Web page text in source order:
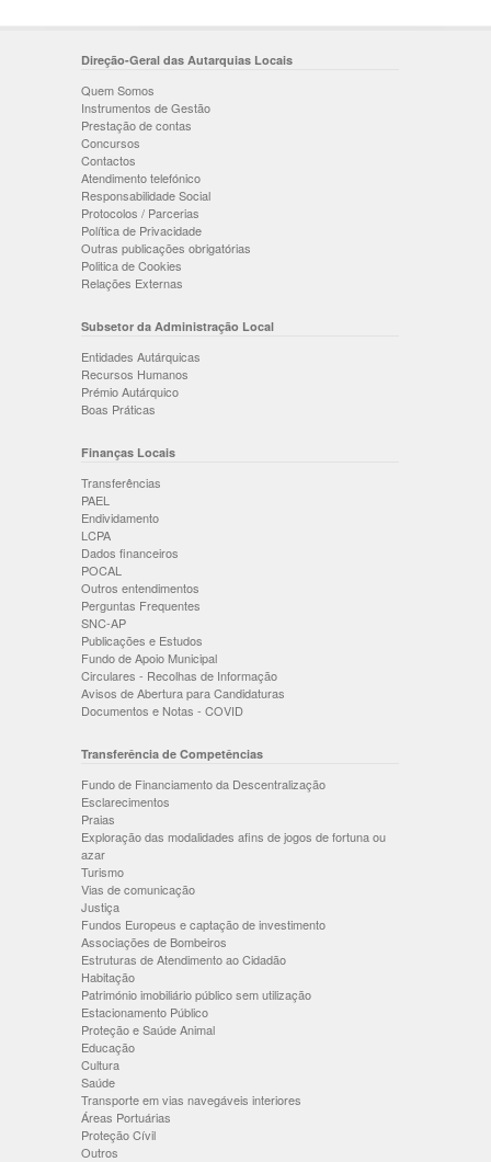
Direção-Geral das Autarquias Locais
Quem Somos
Instrumentos de Gestão
Prestação de contas
Concursos
Contactos
Atendimento telefónico
Responsabilidade Social
Protocolos / Parcerias
Política de Privacidade
Outras publicações obrigatórias
Politica de Cookies
Relações Externas
Subsetor da Administração Local
Entidades Autárquicas
Recursos Humanos
Prémio Autárquico
Boas Práticas
Finanças Locais
Transferências
PAEL
Endividamento
LCPA
Dados financeiros
POCAL
Outros entendimentos
Perguntas Frequentes
SNC-AP
Publicações e Estudos
Fundo de Apoio Municipal
Circulares - Recolhas de Informação
Avisos de Abertura para Candidaturas
Documentos e Notas - COVID
Transferência de Competências
Fundo de Financiamento da Descentralização
Esclarecimentos
Praias
Exploração das modalidades afins de jogos de fortuna ou
azar
Turismo
Vias de comunicação
Justiça
Fundos Europeus e captação de investimento
Associações de Bombeiros
Estruturas de Atendimento ao Cidadão
Habitação
Património imobiliário público sem utilização
Estacionamento Público
Proteção e Saúde Animal
Educação
Cultura
Saúde
Transporte em vias navegáveis interiores
Áreas Portuárias
Proteção Cívil
Outros